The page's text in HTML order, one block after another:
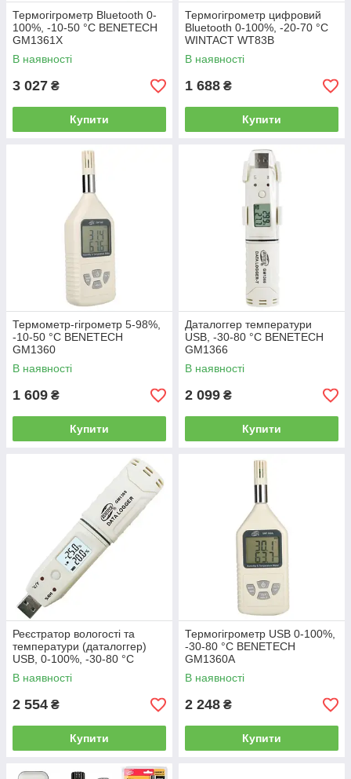
Термогігрометр Bluetooth 0-
100%, -10-50 °C BENETECH
GM1361X
В наявності
3 027 ₴
Купити
Термогігрометр цифровий
Bluetooth 0-100%, -20-70 °C
WINTACT WT83B
В наявності
1 688 ₴
Купити
Термометр-гігрометр 5-98%,
-10-50 °C BENETECH
GM1360
В наявності
1 609 ₴
Купити
Даталоггер температури
USB, -30-80 °C BENETECH
GM1366
В наявності
2 099 ₴
Купити
Реєстратор вологості та
температури (даталоггер)
USB, 0-100%, -30-80 °C
BENETECH GM1365
В наявності
2 554 ₴
Купити
Термогігрометр USB 0-100%,
-30-80 °C BENETECH
GM1360A
В наявності
2 248 ₴
Купити